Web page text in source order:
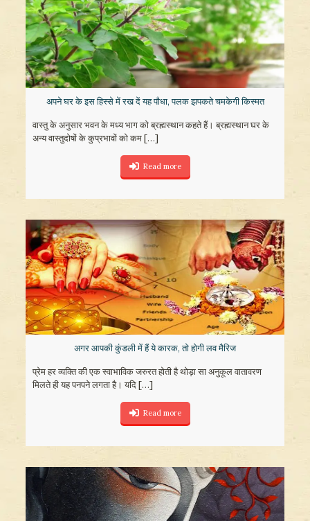
अपने घर के इस हिस्से में रख दें यह पौधा, पलक झपकते चमकेगी किस्मत
वास्तु के अनुसार भवन के मध्य भाग को ब्रह्मस्थान कहते हैं। ब्रह्मस्थान घर के
अन्य वास्तुदोषों के कुप्रभावों को कम[…]
Read more
अगर आपकी कुंडली में हैं ये कारक, तो होगी लव मैरिज
प्रेम हर व्यक्ति की एक स्वाभाविक जरुरत होती है थोड़ा सा अनुकूल वातावरण
मिलते ही यह पनपने लगता है। यदि[…]
Read more